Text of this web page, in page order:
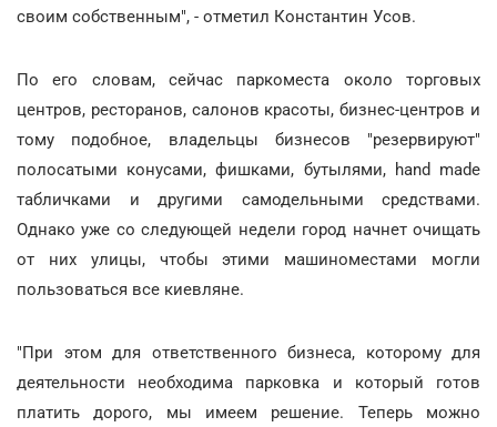
своим собственным", - отметил Константин Усов.
По его словам, сейчас паркоместа около торговых
центров, ресторанов, салонов красоты, бизнес-центров и
тому подобное, владельцы бизнесов "резервируют"
полосатыми конусами, фишками, бутылями, hand made
табличками и другими самодельными средствами.
Однако уже со следующей недели город начнет очищать
от них улицы, чтобы этими машиноместами могли
пользоваться все киевляне.
"При этом для ответственного бизнеса, которому для
деятельности необходима парковка и который готов
платить дорого, мы имеем решение. Теперь можно